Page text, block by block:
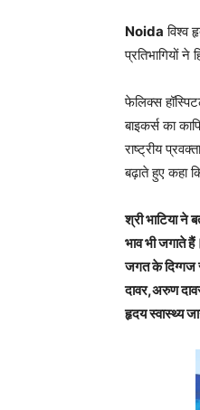
Noida विश्व
प्रतिभागियों
फेलिक्स
बाइकर्स का
राष्ट्रीय
बढ़ाते हुए कहा
श्री भाटिया ने
भाव भी जगाते
जगत के दिग्गज
दावर,अरुण
हृदय स्वास्थ्य